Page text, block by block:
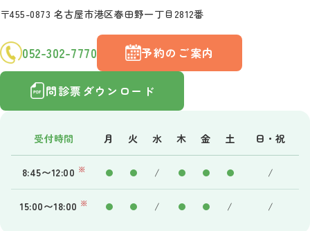
〒455-0873 名古屋市港区春田野一丁目2812番
052-302-7770 予約のご案内
問診票ダウンロード
受付時間 月 火 水 木 金 土 日・祝
8:45〜12:00 ※ / /
15:00〜18:00 ※ / / /